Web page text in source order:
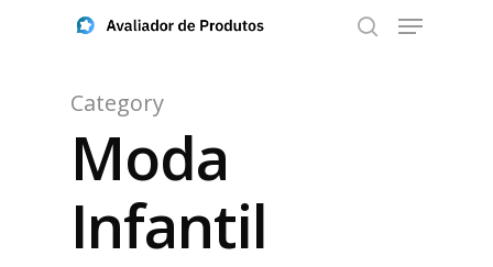
Aperte ENTER para buscar ou ESC para fechar
Category
Moda
Infantil